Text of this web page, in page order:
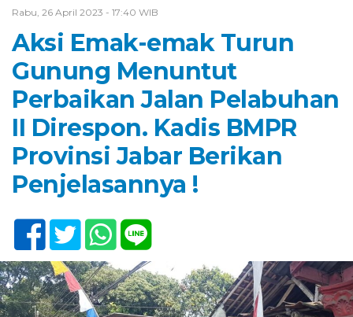
Rabu, 26 April 2023 - 17:40 WIB
Aksi Emak-emak Turun
Gunung Menuntut
Perbaikan Jalan Pelabuhan
II Direspon. Kadis BMPR
Provinsi Jabar Berikan
Penjelasannya !